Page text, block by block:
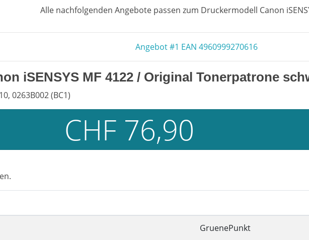
Alle nachfolgenden Angebote passen zum Druckermodell Canon
Angebot #1 EAN 4960999270616
iSENSYS MF 4122 / Original Tonerpatrone
0263B002 (BC1)
CHF 76,90
GruenePunkt